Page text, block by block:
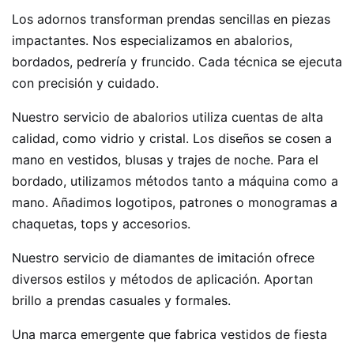
Los adornos transforman prendas sencillas en piezas
impactantes. Nos especializamos en abalorios,
bordados, pedrería y fruncido. Cada técnica se ejecuta
con precisión y cuidado.
Nuestro servicio de abalorios utiliza cuentas de alta
calidad, como vidrio y cristal. Los diseños se cosen a
mano en vestidos, blusas y trajes de noche. Para el
bordado, utilizamos métodos tanto a máquina como a
mano. Añadimos logotipos, patrones o monogramas a
chaquetas, tops y accesorios.
Nuestro servicio de diamantes de imitación ofrece
diversos estilos y métodos de aplicación. Aportan
brillo a prendas casuales y formales.
Una marca emergente que fabrica vestidos de fiesta